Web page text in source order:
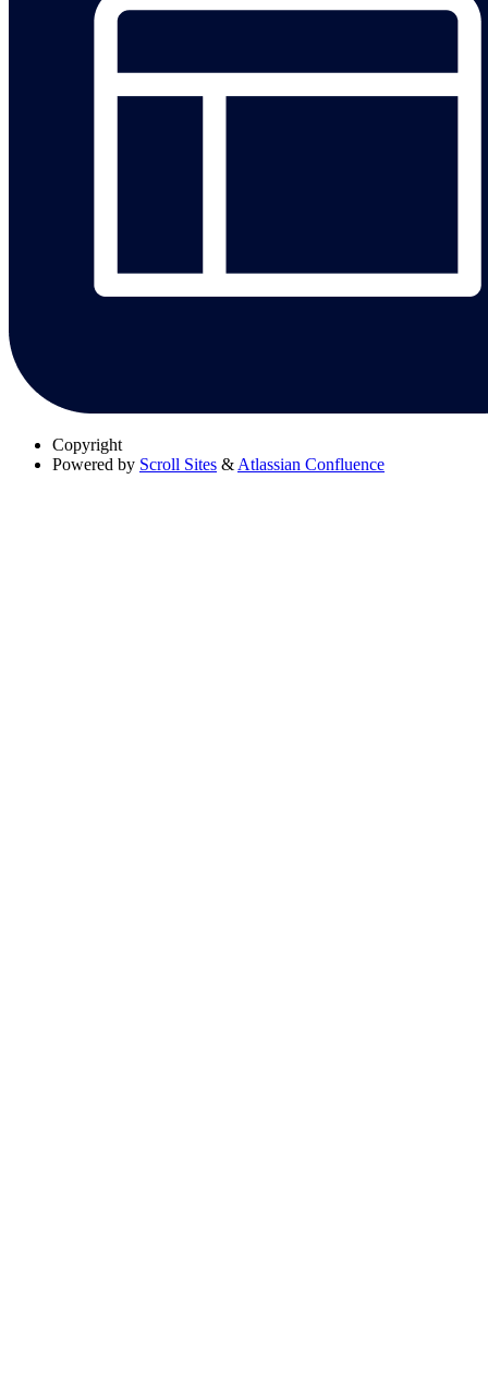
Copyright
Powered by Scroll Sites & Atlassian Confluence